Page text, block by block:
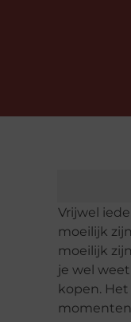
Vrijwel
moeilijk
moeilijk
je wel
kopen.